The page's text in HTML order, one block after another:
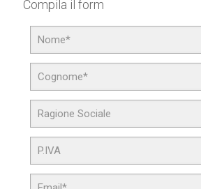
Compila il form